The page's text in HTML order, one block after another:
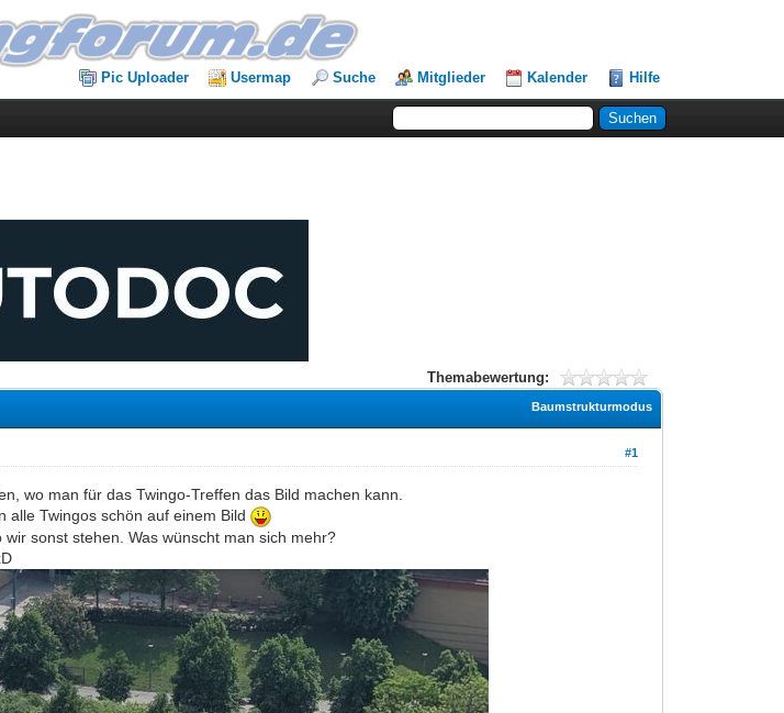
Pic Uploader Usermap Suche Mitglieder Kalender Hilfe
Themabewertung:
Baumstrukturmodus
#1
wo man für das Twingo-Treffen das Bild machen kann.
alle Twingos schön auf einem Bild
sonst stehen. Was wünscht man sich mehr?